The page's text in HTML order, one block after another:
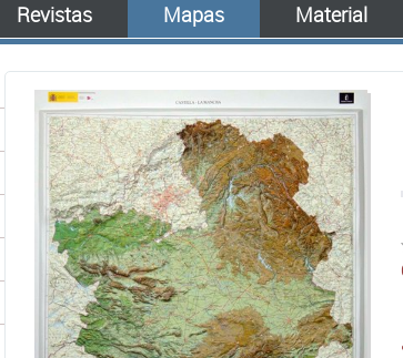
Revistas Mapas Material